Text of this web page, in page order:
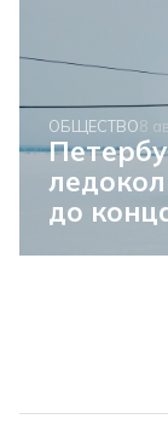
ОБЩЕСТВО8
до